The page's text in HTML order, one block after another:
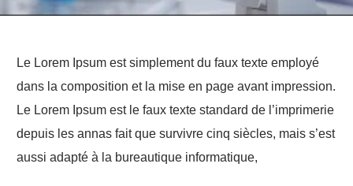
Le Lorem Ipsum est simplement du faux texte employé
dans la composition et la mise en page avant impression.
Le Lorem Ipsum est le faux texte standard de l’imprimerie
depuis les annas fait que survivre cinq siècles, mais s’est
aussi adapté à la bureautique informatique,